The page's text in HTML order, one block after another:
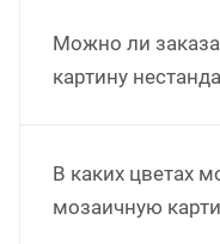
Можно ли
картину
В каких цветах
мозаичную